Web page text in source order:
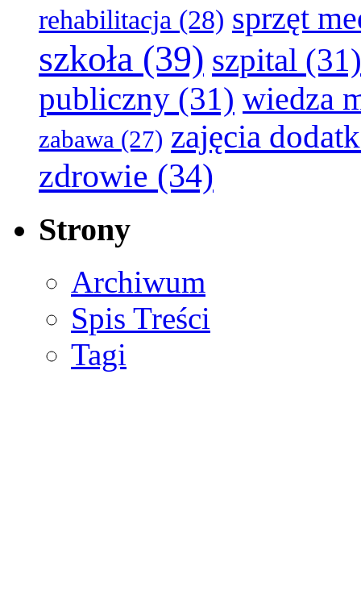
rehabilitacja (28) sprzęt
szkoła (39) szpital (31)
publiczny (31) wiedza
zabawa (27) zajęcia
zdrowie (34)
Strony
Archiwum
Spis Treści
Tagi